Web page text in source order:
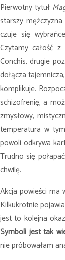
Pierwotny tytuł
starszy
czuje się
Czytamy całość
Conchis, drugie
dołącza
komplikuje.
schizofrenię, a
zmysłowy,
temperatura w
powoli odkrywa
Trudno się
chwilę.
Akcja powieści ma
Kilkukrotnie
jest to kolejna
Symboli jest tak
nie próbowałam